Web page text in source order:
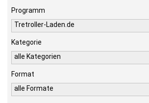
Programm
Tretroller-Laden.de
Kategorie
alle Kategorien
Format
alle Formate